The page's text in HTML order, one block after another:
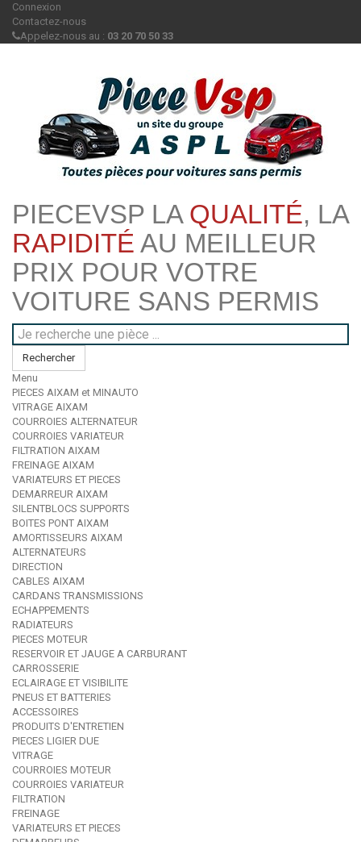
Connexion
Contactez-nous
Appelez-nous au : 03 20 70 50 33
PIECEVSP LA QUALITÉ, LA
RAPIDITÉ AU MEILLEUR
PRIX POUR VOTRE
VOITURE SANS PERMIS
Rechercher
Menu
PIECES AIXAM et MINAUTO
VITRAGE AIXAM
COURROIES ALTERNATEUR
COURROIES VARIATEUR
FILTRATION AIXAM
FREINAGE AIXAM
VARIATEURS ET PIECES
DEMARREUR AIXAM
SILENTBLOCS SUPPORTS
BOITES PONT AIXAM
AMORTISSEURS AIXAM
ALTERNATEURS
DIRECTION
CABLES AIXAM
CARDANS TRANSMISSIONS
ECHAPPEMENTS
RADIATEURS
PIECES MOTEUR
RESERVOIR ET JAUGE A CARBURANT
CARROSSERIE
ECLAIRAGE ET VISIBILITE
PNEUS ET BATTERIES
ACCESSOIRES
PRODUITS D'ENTRETIEN
PIECES LIGIER DUE
VITRAGE
COURROIES MOTEUR
COURROIES VARIATEUR
FILTRATION
FREINAGE
VARIATEURS ET PIECES